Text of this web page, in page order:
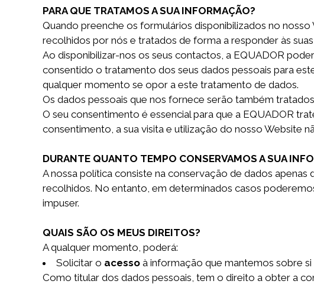
PARA QUE TRATAMOS A SUA INFORMAÇÃO?
Quando preenche os formulários disponibilizados no
recolhidos por nós e tratados de forma a responder às
Ao disponibilizar-nos os seus contactos, a EQUADOR
consentido o tratamento dos seus dados pessoais para
qualquer momento se opor a este tratamento de dados.
Os dados pessoais que nos fornece serão também
O seu consentimento é essencial para que a EQUADOR
consentimento, a sua visita e utilização do nosso Website
DURANTE QUANTO TEMPO CONSERVAMOS A SUA
A nossa política consiste na conservação de dados
recolhidos. No entanto, em determinados casos
impuser.
QUAIS SÃO OS MEUS DIREITOS?
A qualquer momento, poderá:
Solicitar o acesso à informação que mantemos sobre si
Como titular dos dados pessoais, tem o direito a obter a